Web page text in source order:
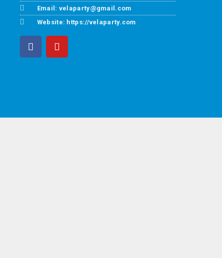
Email: velaparty@gmail.com
Website: https://velaparty.com